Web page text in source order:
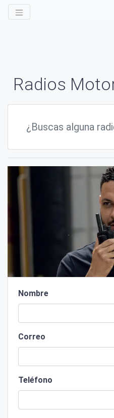
Radios
Nombre
Correo
Teléfono